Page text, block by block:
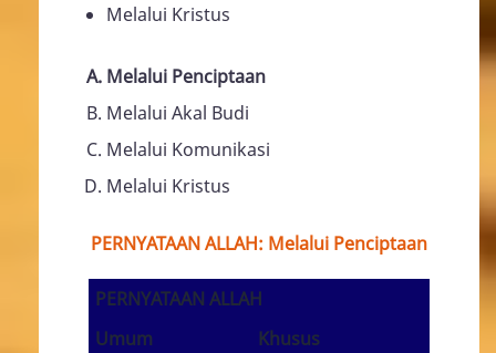
Melalui Kristus
Melalui Penciptaan
Melalui Akal Budi
Melalui Komunikasi
Melalui Kristus
PERNYATAAN ALLAH: Melalui Penciptaan
PERNYATAAN ALLAH
Umum
Khusus